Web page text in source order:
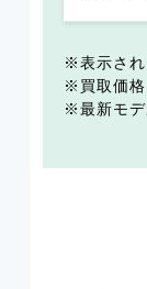
表示さ
買取価
最新モ